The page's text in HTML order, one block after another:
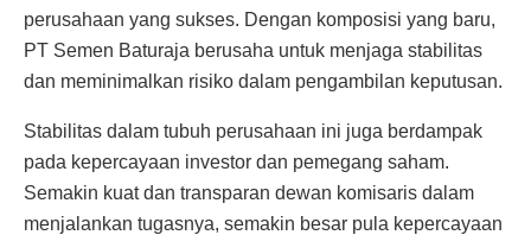
perusahaan yang sukses. Dengan komposisi yang baru,
PT Semen Baturaja berusaha untuk menjaga stabilitas
dan meminimalkan risiko dalam pengambilan keputusan.
Stabilitas dalam tubuh perusahaan ini juga berdampak
pada kepercayaan investor dan pemegang saham.
Semakin kuat dan transparan dewan komisaris dalam
menjalankan tugasnya, semakin besar pula kepercayaan